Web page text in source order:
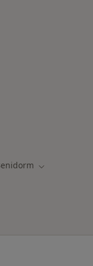
de ciudadCambiar de